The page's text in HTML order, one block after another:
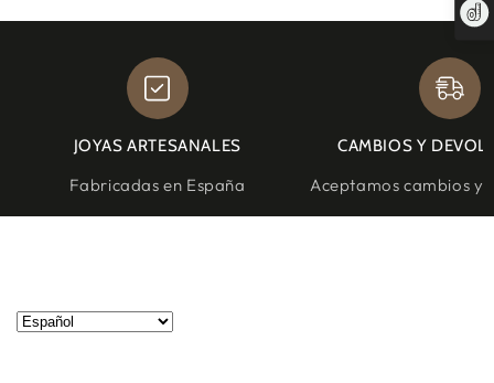
JOYAS ARTESANALES
Fabricadas en España
CAMBIOS Y
Aceptamos cambios y